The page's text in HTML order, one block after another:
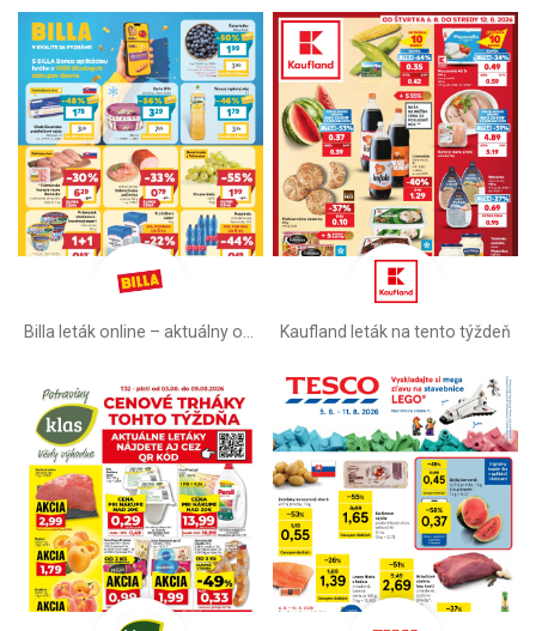
Kaufland leták na tento týždeň